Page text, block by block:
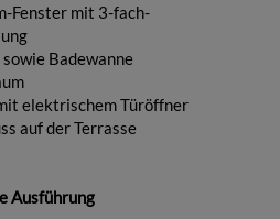
Fenster mit 3-fach-
Badewanne
elektrischem Türöffner
auf der Terrasse
Ausführung